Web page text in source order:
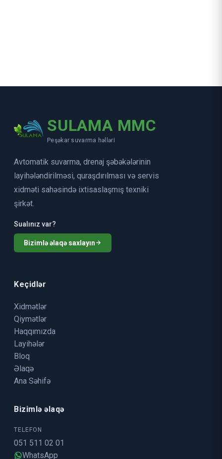
SULAMA MMC
Peşəkar suvarma həlləri
Avtomatik suvarma, drenaj şəbəkələrinin
layihələndirilməsi, quraşdırılması və servis
xidməti sahəsində ixtisaslaşmış texniki
şirkət.
Sualınız var?
Bizimlə əlaqə saxlayın
Keçidlər
Xidmətlər
Qiymətlər
Haqqımızda
Layihələr
Bloq
Əlaqə
Ana Səhifə
Bizimlə əlaqə
TELEFON
051 511 02 01
WhatsApp